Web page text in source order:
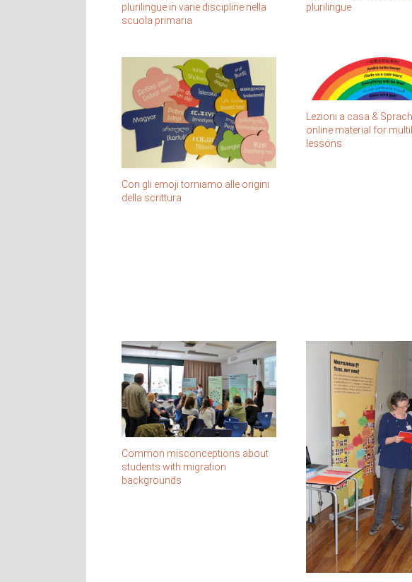
plurilingue in varie discipline nella
scuola primaria
plurilingue
Con gli emoji torniamo alle origini
della scrittura
Lezioni a casa &
online material for
lessons
Common misconceptions about
students with migration
backgrounds